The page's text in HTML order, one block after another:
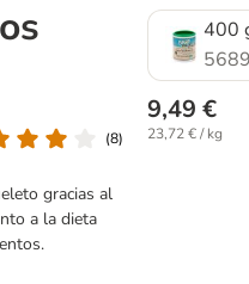
(8)
gracias al
a la dieta
400
9,49 €
23,72 € / kg